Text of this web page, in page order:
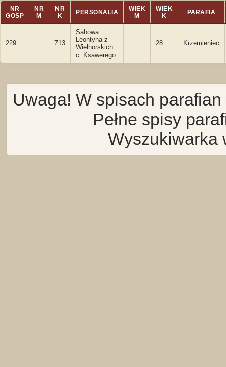
NR
GOSP
NR
M
NR
K
PERSONALIA
WIEK
M
WIEK
K
PARAFIA
229 713
Sabowa
Leontyna z
Wielhorskich
c. Ksawerego
28 Krzemieniec
Uwaga! W spisach
Pełne spisy
Wyszukiwarka